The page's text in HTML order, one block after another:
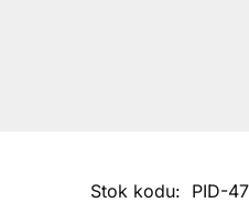
Stok kodu: PID-